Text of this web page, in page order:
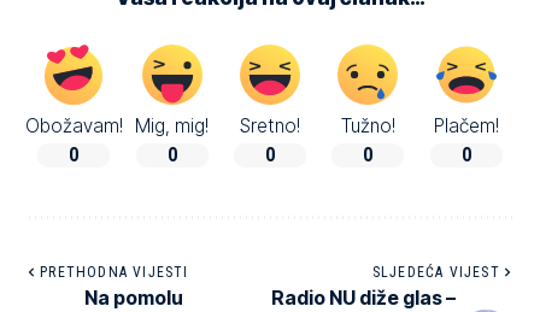
Obožavam!
0
Mig, mig!
0
Sretno!
0
Tužno!
0
Plačem!
0
PRETHODNA VIJESTI
Na pomolu
SLJEDEĆA VIJEST
Radio NU diže glas –